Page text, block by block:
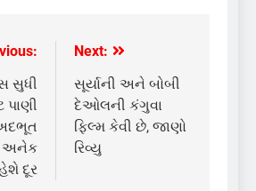
સુધી
પાણી
અનેક
દૂર
Next:
સૂર્યાની અને બોબી
દેઓલની કંગુવા
ફિલ્મ કેવી છે, જાણો
રિવ્યુ